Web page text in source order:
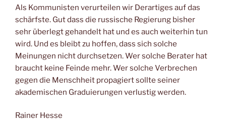
Als Kommunisten verurteilen wir Derartiges auf das
schärfste. Gut dass die russische Regierung bisher
sehr überlegt gehandelt hat und es auch weiterhin tun
wird. Und es bleibt zu hoffen, dass sich solche
Meinungen nicht durchsetzen. Wer solche Berater hat
braucht keine Feinde mehr. Wer solche Verbrechen
gegen die Menschheit propagiert sollte seiner
akademischen Graduierungen verlustig werden.
Rainer Hesse